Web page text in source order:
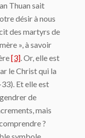
Thuan sait
désir à nous
des martyrs de
», à savoir
[3]. Or, elle est
le Christ qui la
Et elle est
de
mais
?